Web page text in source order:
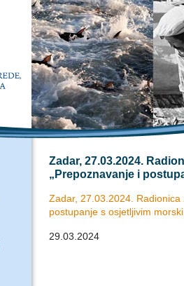
Zadar, 27.03.2024.
„Prepoznavanje i
Zadar, 27.03.2024.
postupanje s osjetljivim
29.03.2024